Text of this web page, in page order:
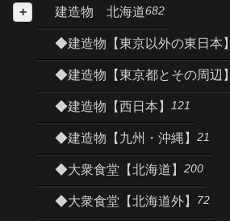
建造物 北海道682
◆建造物【東京以外の東日本】
◆建造物【東京都とその周辺】
◆建造物【西日本】 121
◆建造物【九州・沖縄】 21
◆大衆食堂【北海道】 200
◆大衆食堂【北海道外】 72